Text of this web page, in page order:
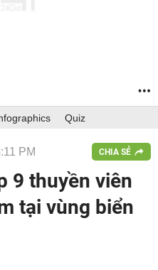
Quiz
PM CHIA SẺ
9 thuyền viên
tại vùng biển